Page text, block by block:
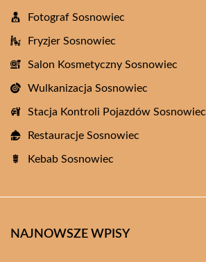
Fotograf Sosnowiec
Fryzjer Sosnowiec
Salon Kosmetyczny Sosnowiec
Wulkanizacja Sosnowiec
Stacja Kontroli Pojazdów Sosnowiec
Restauracje Sosnowiec
Kebab Sosnowiec
NAJNOWSZE WPISY